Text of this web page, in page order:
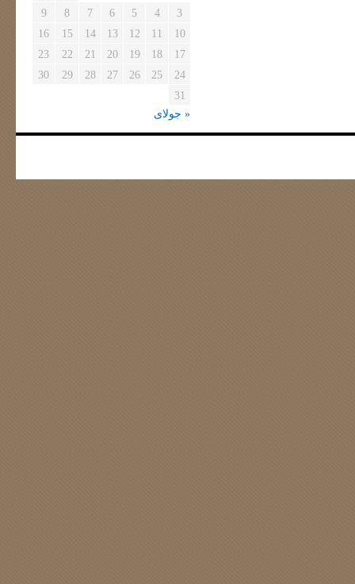
3
4
5
6
7
8
9
10
11
12
13
14
15
16
17
18
19
20
21
22
23
24
25
26
27
28
29
30
31
« جولای